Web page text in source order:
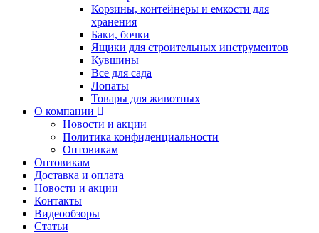
Корзины, контейнеры и емкости для
хранения
Баки, бочки
Ящики для строительных инструментов
Кувшины
Все для сада
Лопаты
Товары для животных
О компании
Новости и акции
Политика конфиденциальности
Оптовикам
Оптовикам
Доставка и оплата
Новости и акции
Контакты
Видеообзоры
Статьи